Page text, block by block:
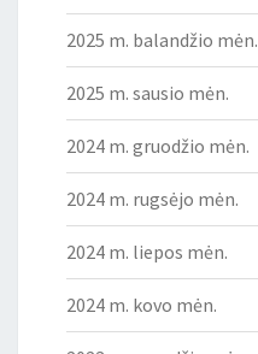
2025 m. balandžio mėn.
2025 m. sausio mėn.
2024 m. gruodžio mėn.
2024 m. rugsėjo mėn.
2024 m. liepos mėn.
2024 m. kovo mėn.